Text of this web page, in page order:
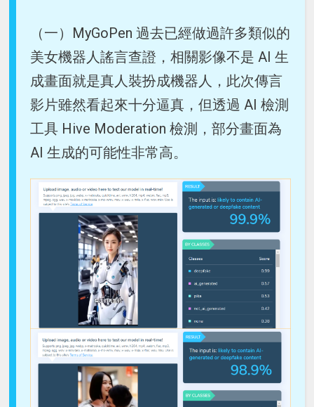
（一）MyGoPen 過去已經做過許多類似的
美女機器人謠言查證，相關影像不是 AI 生
成畫面就是真人裝扮成機器人，此次傳言
影片雖然看起來十分逼真，但透過 AI 檢測
工具 Hive Moderation 檢測，部分畫面為
AI 生成的可能性非常高。